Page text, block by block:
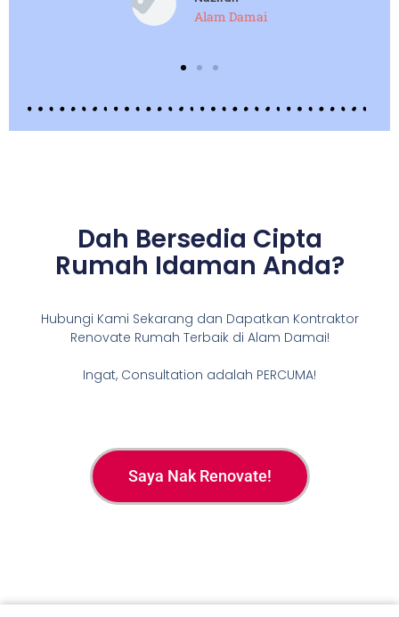
Alam Damai
Dah Bersedia Cipta
Rumah Idaman Anda?
Hubungi Kami Sekarang dan Dapatkan Kontraktor
Renovate Rumah Terbaik di Alam Damai!
Ingat, Consultation adalah PERCUMA!
Saya Nak Renovate!